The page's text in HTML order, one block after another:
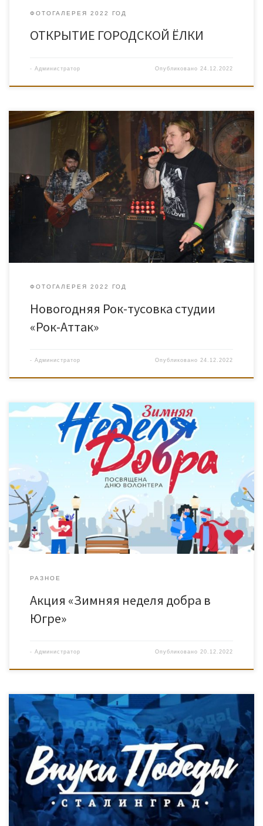
ФОТОГАЛЕРЕЯ 2022 ГОД
ОТКРЫТИЕ ГОРОДСКОЙ ЁЛКИ
- Администратор Опубликовано24.12.2022
ФОТОГАЛЕРЕЯ 2022 ГОД
Новогодняя Рок-тусовка студии
«Рок-Аттак»
- Администратор Опубликовано 24.12.2022
РАЗНОЕ
Акция «Зимняя неделя добра в
Югре»
- Администратор Опубликовано 20.12.2022